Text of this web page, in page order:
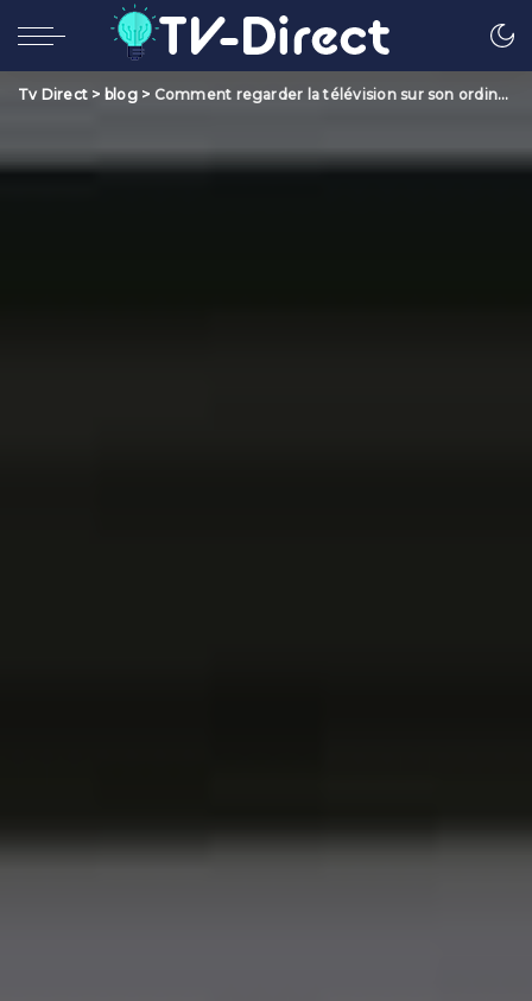
Tv Direct > blog> Comment regarder la télévision sur son ordinateur ?